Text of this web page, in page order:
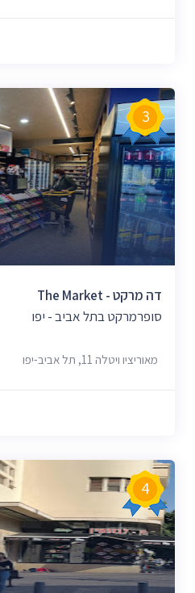
3
דה מרקט - The Market
סופרמרקט בתל אביב - יפו
מאוריציו ויטלה 11, תל אביב-יפו
4